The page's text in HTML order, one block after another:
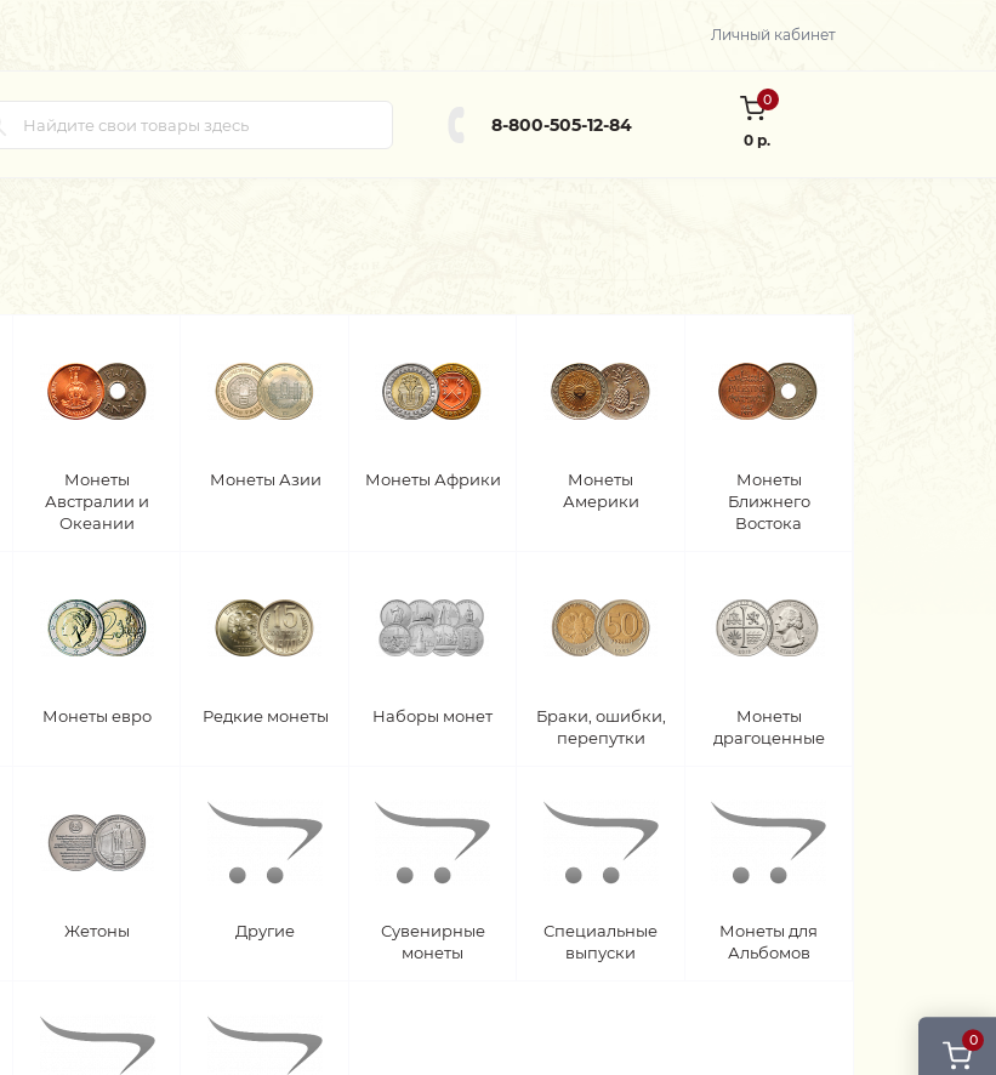
0
Личный кабинет
8-800-505-12-84
0
0 р.
Монеты
Австралии и
Океании
Монеты Азии Монеты Африки
Монеты
Америки
Монеты
Ближнего
Востока
Монеты евро Редкие монеты Наборы монет
Браки, ошибки,
перепутки
Монеты
драгоценные
Жетоны Другие
Сувенирные
монеты
Специальные
выпуски
Монеты для
Альбомов